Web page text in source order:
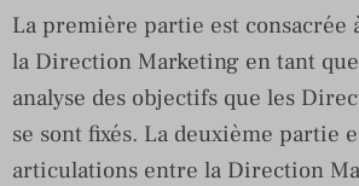
La première partie est consacrée
la Direction Marketing en tant
analyse des objectifs que les
se sont fixés. La deuxième partie
articulations entre la Direction